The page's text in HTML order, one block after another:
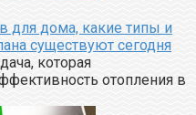
для дома, какие типы и
существуют сегодня
которая
отопления в